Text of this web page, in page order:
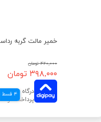
۴۲۰,۰۰۰ تومان
۳۹۸,۰۰۰ تومان
4 قسط